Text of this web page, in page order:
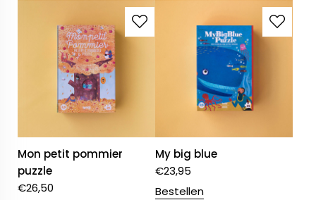
Mon petit pommier
puzzle
€26,50
My big blue
€23,95
Bestellen